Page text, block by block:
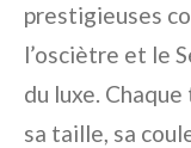
prestigieuses
l’osciètre et le
du luxe.
sa taille, sa